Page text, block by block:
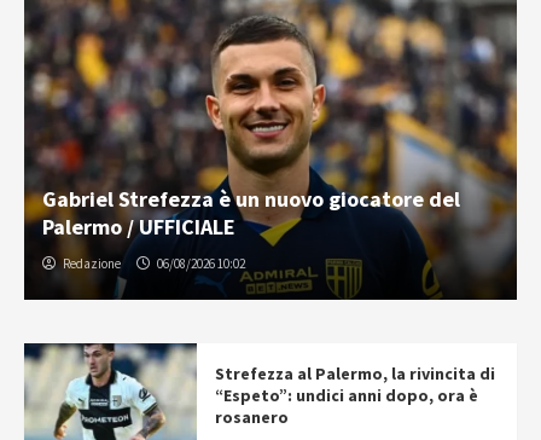
Gabriel Strefezza è un nuovo giocatore del
Palermo / UFFICIALE
Redazione 06/08/2026 10:02
Strefezza al Palermo, la rivincita di
“Espeto”: undici anni dopo, ora è
rosanero